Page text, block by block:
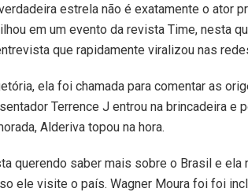
estrela não é exatamente o ator
em um evento da revista Time, nesta
que rapidamente viralizou nas
ela foi chamada para comentar as
Terrence J entrou na brincadeira e
Alderiva topou na hora.
querendo saber mais sobre o Brasil e ela
ele visite o país. Wagner Moura foi foi